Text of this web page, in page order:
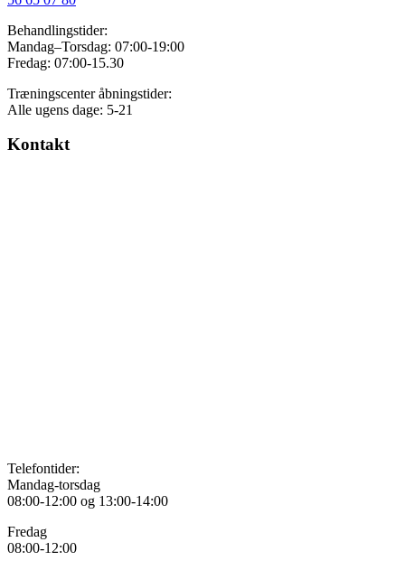
Behandlingstider:
Mandag–Torsdag: 07:00-19:00
Fredag: 07:00-15.30
Træningscenter åbningstider:
Alle ugens dage: 5-21
Kontakt
Telefontider:
Mandag-torsdag
08:00-12:00 og 13:00-14:00
Fredag
08:00-12:00